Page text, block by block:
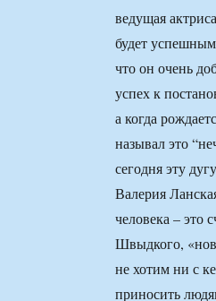
ведущая
будет
что он очень
успех к
а когда
называл это
сегодня эту
Валерия
человека – это
Швыдкого,
не хотим ни с
приносить